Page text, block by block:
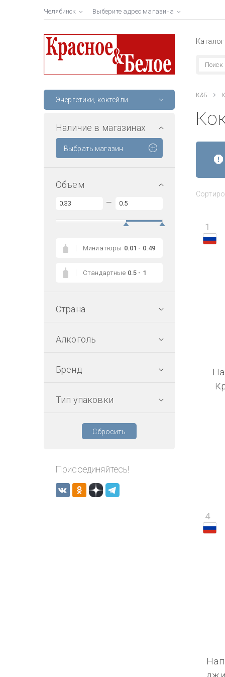
Челябинск Выберите адрес магазина
Каталог
Энергетики, коктейли
Наличие в магазинах
Выбрать магазин
Объем
—
Миниатюры 0.01 - 0.49
Стандартные 0.5 - 1
Страна
Алкоголь
Бренд
Тип упаковки
Сбросить
Присоединяйтесь!
К&Б
1
4